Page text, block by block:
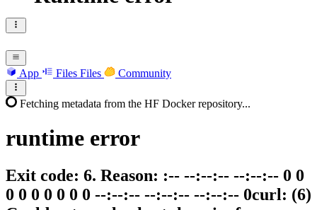
App Files Files Community
Fetching metadata from the HF Docker repository...
runtime error
Exit code: 6. Reason: :-- --:--:-- --:--:-- 0 0
0 0 0 0 0 0 0 --:--:-- --:--:-- --:--:-- 0curl: (6)